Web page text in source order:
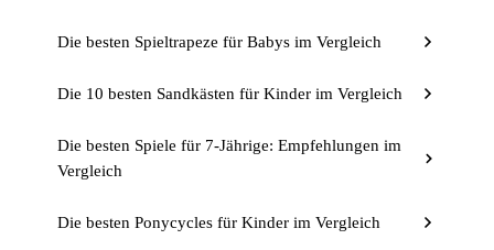
Die besten Spieltrapeze für Babys im Vergleich
Die 10 besten Sandkästen für Kinder im Vergleich
Die besten Spiele für 7-Jährige: Empfehlungen im
Vergleich
Die besten Ponycycles für Kinder im Vergleich